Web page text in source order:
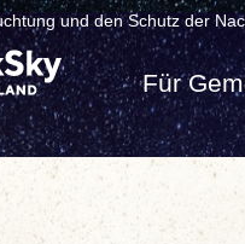
und den Schutz der
Für